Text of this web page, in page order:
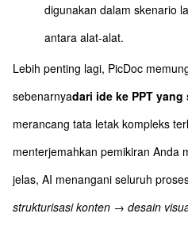
digunakan dalam skenario
antara alat-alat.
Lebih penting lagi, PicDoc
sebenarnyadari ide ke PPT yang
merancang tata letak kompleks
menterjemahkan pemikiran Anda
jelas, AI menangani seluruh
strukturisasi konten → desain